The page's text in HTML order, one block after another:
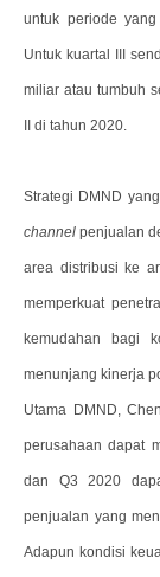
untuk periode
Untuk kuartal III
miliar atau tumbuh
II di tahun 2020.
Strategi DMND
channel penjualan
area distribusi ke
memperkuat
kemudahan bagi
menunjang kinerja
Utama DMND,
perusahaan dapat
dan Q3 2020
penjualan yang
Adapun kondisi